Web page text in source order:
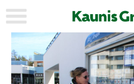
KAUPUNKI
STADEN
AJANKOHTAISTA
AKTUELLT
URHEILU
IDROTT